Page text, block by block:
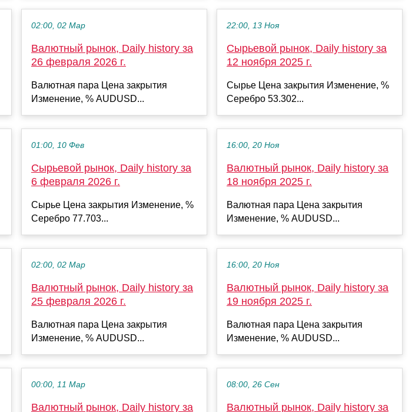
02:00, 02 Мар
Валютный рынок, Daily history за
26 февраля 2026 г.
Валютная пара Цена закрытия
Изменение, % AUDUSD...
01:00, 10 Фев
Сырьевой рынок, Daily history за
6 февраля 2026 г.
Сырье Цена закрытия Изменение, %
Серебро 77.703...
02:00, 02 Мар
Валютный рынок, Daily history за
25 февраля 2026 г.
Валютная пара Цена закрытия
Изменение, % AUDUSD...
00:00, 11 Мар
Валютный рынок, Daily history за
22:00, 13 Ноя
Сырьевой рынок, Daily history за
12 ноября 2025 г.
Сырье Цена закрытия Изменение, %
Серебро 53.302...
16:00, 20 Ноя
Валютный рынок, Daily history за
18 ноября 2025 г.
Валютная пара Цена закрытия
Изменение, % AUDUSD...
16:00, 20 Ноя
Валютный рынок, Daily history за
19 ноября 2025 г.
Валютная пара Цена закрытия
Изменение, % AUDUSD...
08:00, 26 Сен
Валютный рынок, Daily history за